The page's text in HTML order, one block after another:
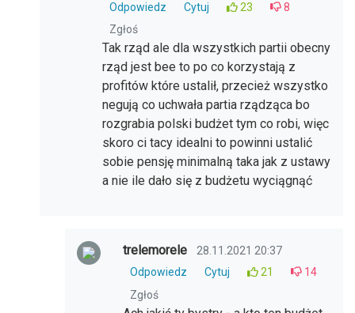
Odpowiedz
Cytuj 23
8
Zgłoś
Tak rząd ale dla wszystkich partii obecny
rząd jest bee to po co korzystają z
profitów które ustalił, przecież wszystko
negują co uchwała partia rządząca bo
rozgrabia polski budżet tym co robi, więc
skoro ci tacy idealni to powinni ustalić
sobie pensję minimalną taka jak z ustawy
a nie ile dało się z budżetu wyciągnąć
trelemorele
28.11.2021 20:37
Odpowiedz
Cytuj 21
14
Zgłoś